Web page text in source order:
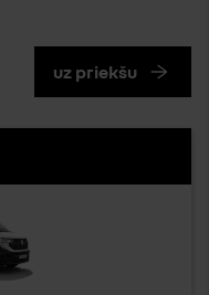
uz priekšu